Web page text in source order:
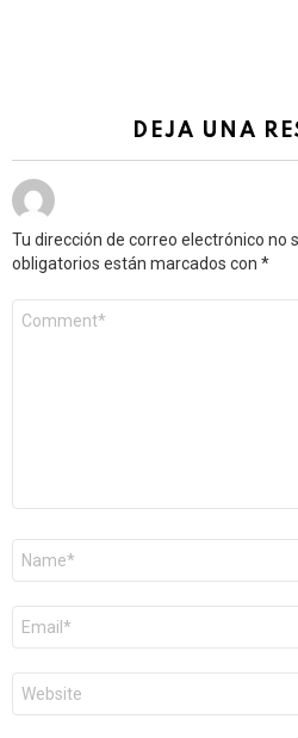
DEJA UNA
Tu dirección de correo electrónico no
obligatorios están marcados con *
electrónico
*